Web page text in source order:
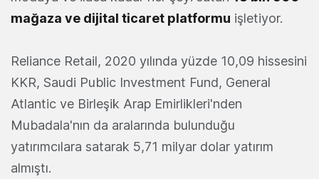
mağaza ve dijital ticaret platformu işletiyor.
Reliance Retail, 2020 yılında yüzde 10,09 hissesini
KKR, Saudi Public Investment Fund, General
Atlantic ve Birleşik Arap Emirlikleri'nden
Mubadala'nın da aralarında bulunduğu
yatırımcılara satarak 5,71 milyar dolar yatırım
almıştı.